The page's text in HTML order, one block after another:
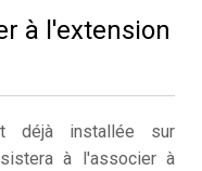
à l'extension
déjà installée sur
à l'associer à